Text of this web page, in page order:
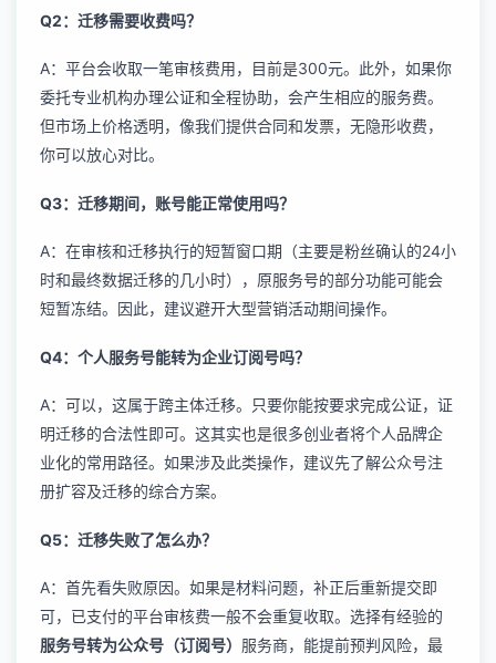
Q2：迁移需要收费吗？
A：平台会收取一笔审核费用，目前是300元。此外，如果你
委托专业机构办理公证和全程协助，会产生相应的服务费。
但市场上价格透明，像我们提供合同和发票，无隐形收费，
你可以放心对比。
Q3：迁移期间，账号能正常使用吗？
A：在审核和迁移执行的短暂窗口期（主要是粉丝确认的24小
时和最终数据迁移的几小时），原服务号的部分功能可能会
短暂冻结。因此，建议避开大型营销活动期间操作。
Q4：个人服务号能转为企业订阅号吗？
A：可以，这属于跨主体迁移。只要你能按要求完成公证，证
明迁移的合法性即可。这其实也是很多创业者将个人品牌企
业化的常用路径。如果涉及此类操作，建议先了解公众号注
册扩容及迁移的综合方案。
Q5：迁移失败了怎么办？
A：首先看失败原因。如果是材料问题，补正后重新提交即
可，已支付的平台审核费一般不会重复收取。选择有经验的
服务号转为公众号（订阅号） 服务商，能提前预判风险，最